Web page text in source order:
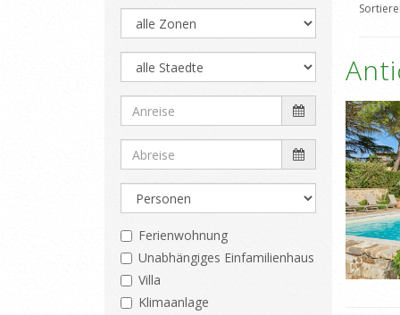
Ferienwohnung
Unabhängiges Einfamilienhaus
Villa
Klimaanlage